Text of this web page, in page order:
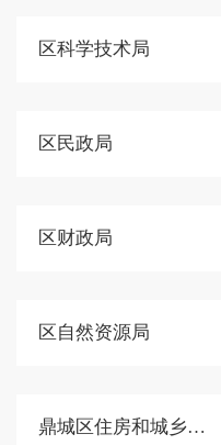
区科学技术局
区民政局
区财政局
区自然资源局
鼎城区住房和城乡建设局